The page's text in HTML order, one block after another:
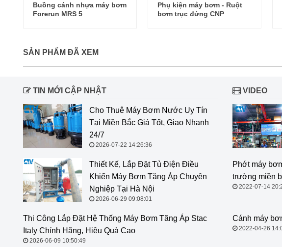
Buồng cánh nhựa máy bơm
Forerun MRS 5
Phụ kiện máy bơm - Ruột
bơm trục đứng CNP
SẢN PHẨM ĐÃ XEM
TIN MỚI CẬP NHẬT
Cho Thuê Máy Bơm Nước Uy Tín
Tại Miền Bắc Giá Tốt, Giao Nhanh
24/7
2026-07-22 14:26:36
Thiết Kế, Lắp Đặt Tủ Điện Điều
Khiển Máy Bơm Tăng Áp Chuyên
Nghiệp Tại Hà Nội
2026-06-29 09:08:01
Thi Công Lắp Đặt Hệ Thống Máy
Bơm Tăng Áp Stac Italy Chính
VIDEO